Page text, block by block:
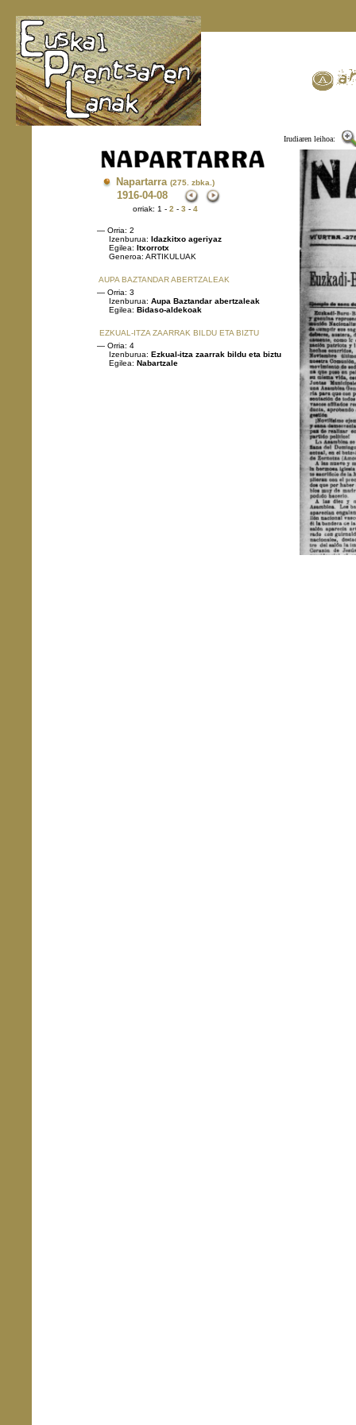
Irudiaren leihoa:
Napartarra (275. zbka.)
1916-04-08
orriak: 1 - 2 - 3 - 4
— Orria: 2
Izenburua: Idazkitxo ageriyaz
Egilea: Itxorrotx
Generoa: ARTIKULUAK
AUPA BAZTANDAR ABERTZALEAK
— Orria: 3
Izenburua: Aupa Baztandar abertzaleak
Egilea: Bidaso-aldekoak
EZKUAL-ITZA ZAARRAK BILDU ETA BIZTU
— Orria: 4
Izenburua: Ezkual-itza zaarrak bildu eta biztu
Egilea: Nabartzale